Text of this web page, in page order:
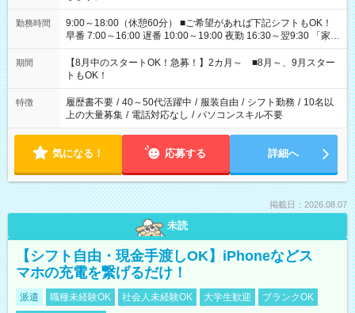
勤務時間
9:00～18:00（休憩60分） ■ご希望があれば下記シフトもOK！
早番 7:00～16:00 遅番 10:00～19:00 夜勤 16:30～翌9:30 「家族
と休みを合わせたい」 「余裕を持って夕飯の準備がしたい」
「できれば残業はしたくない」 など、ご希望を教えてください
ね。 ※Wワーク希望の方へ 今ご覧のお仕事で希望する勤務時間
と、もう1つのお仕事の勤務時間。 合計で週40時間を超える場
合は応募できません。
期間
【8月中のスタートOK！急募！】2カ月～ ■8月～、9月スター
トもOK！
特徴 履歴書不要 / 40～50代活躍中 / 服装自由 / シフト勤務 / 10名以
上の大量募集 / 電話対応なし / パソコンスキル不要
気になる！ 応募する 詳細へ
掲載日：2026.08.07
未読
【シフト自由・現金手渡しOK】iPhoneなどス
マホの充電を繋げるだけ！
派遣 職種未経験OK 社会人未経験OK 大学生歓迎
ブランクOK